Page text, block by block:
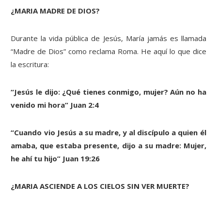
¿MARIA MADRE DE DIOS?
Durante la vida pública de Jesús, María jamás es llamada
“Madre de Dios” como reclama Roma. He aquí lo que dice
la escritura:
“Jesús le dijo: ¿Qué tienes conmigo, mujer? Aún no ha
venido mi hora” Juan 2:4
“Cuando vio Jesús a su madre, y al discípulo a quien él
amaba, que estaba presente, dijo a su madre: Mujer,
he ahí tu hijo” Juan 19:26
¿MARIA ASCIENDE A LOS CIELOS SIN VER MUERTE?